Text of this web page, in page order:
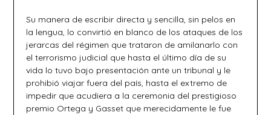
Su manera de escribir directa y sencilla, sin pelos en
la lengua, lo convirtió en blanco de los ataques de los
jerarcas del régimen que trataron de amilanarlo con
el terrorismo judicial que hasta el último día de su
vida lo tuvo bajo presentación ante un tribunal y le
prohibió viajar fuera del país, hasta el extremo de
impedir que acudiera a la ceremonia del prestigioso
premio Ortega y Gasset que merecidamente le fue